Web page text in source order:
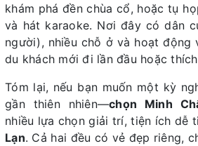
khám phá đền chùa cổ, hoặc tụ
và hát karaoke. Nơi đây có dân
người), nhiều chỗ ở và hoạt động
du khách mới đi lần đầu hoặc
Tóm lại, nếu bạn muốn một kỳ
gần thiên nhiên—chọn Minh
nhiều lựa chọn giải trí, tiện ích dễ
Lạn. Cả hai đều có vẻ đẹp riêng,